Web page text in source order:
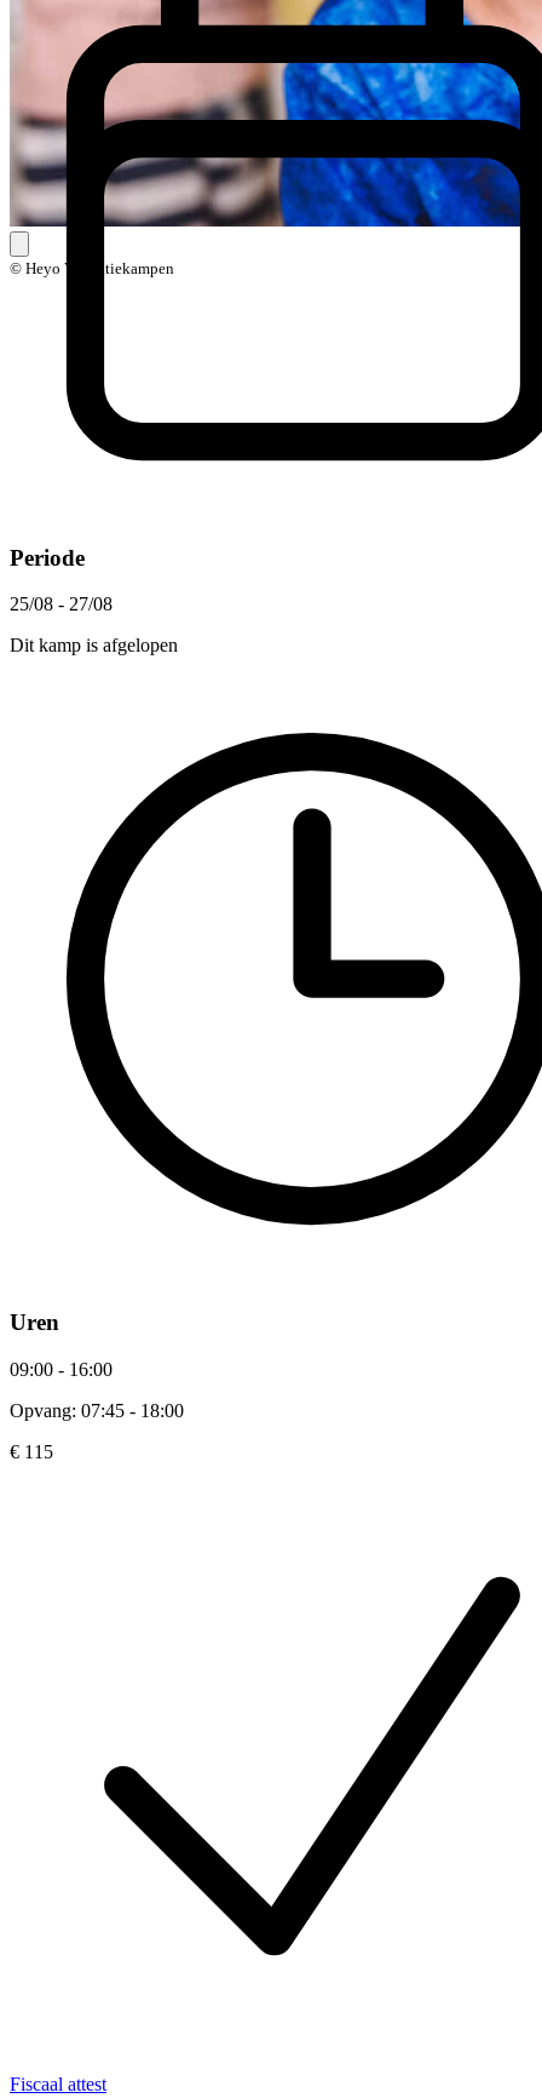
© Heyo Vakantiekampen
Periode
25/08 - 27/08
Dit kamp is afgelopen
Uren
09:00 - 16:00
Opvang: 07:45 - 18:00
€ 115
Fiscaal attest